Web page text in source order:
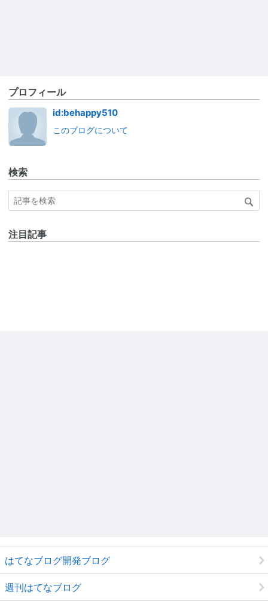
プロフィール
id:behappy510
このブログについて
検索
注目記事
はてなブログ開発ブログ
週刊はてなブログ